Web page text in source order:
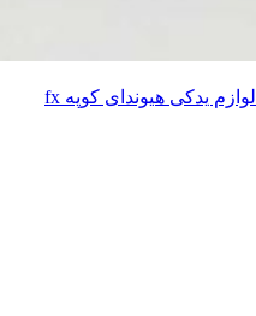
لوازم یدکی هیوندای کوپه fx